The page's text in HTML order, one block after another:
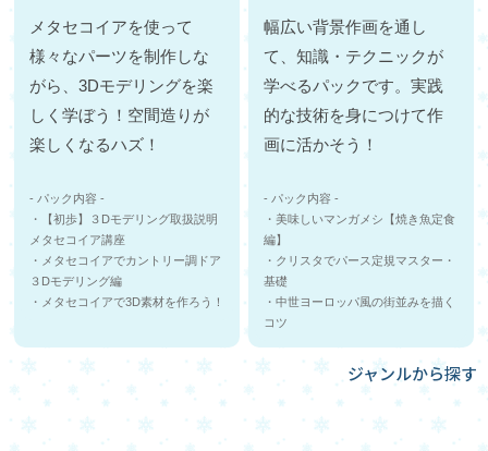
メタセコイアを使って
様々なパーツを制作しな
がら、3Dモデリングを楽
しく学ぼう！空間造りが
楽しくなるハズ！
- パック内容 -
・【初歩】３Dモデリング取扱説明
メタセコイア講座
・メタセコイアでカントリー調ドア
３Dモデリング編
・メタセコイアで3D素材を作ろう！
幅広い背景作画を通し
て、知識・テクニックが
学べるパックです。実践
的な技術を身につけて作
画に活かそう！
- パック内容 -
・美味しいマンガメシ【焼き魚定食
編】
・クリスタでパース定規マスター・
基礎
・中世ヨーロッパ風の街並みを描く
コツ
ジャンルから探す